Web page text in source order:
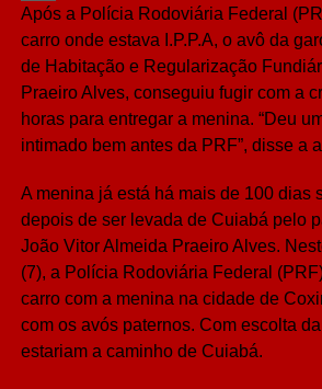
Share
Após a Polícia Rodoviária Federal
carro onde estava I.P.P.A, o avô da
de Habitação e Regularização
Praeiro Alves, conseguiu fugir com a
horas para entregar a menina. “Deu
intimado bem antes da PRF”, disse a
A menina já está há mais de 100 dias
depois de ser levada de Cuiabá pelo
João Vitor Almeida Praeiro Alves.
(7), a Polícia Rodoviária Federal
carro com a menina na cidade de
com os avós paternos. Com escolta
estariam a caminho de Cuiabá.